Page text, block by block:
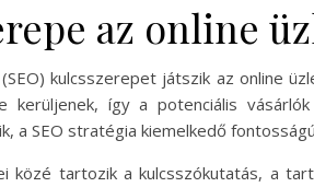
az online
kulcsszerepet játszik az online
kerüljenek, így a potenciális
a SEO stratégia kiemelkedő
közé tartozik a kulcsszókutatás, a